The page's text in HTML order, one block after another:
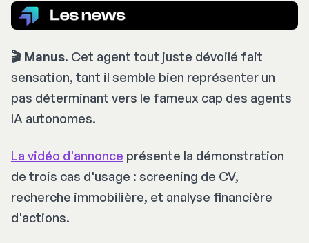
🎬 Manus. Cet agent tout juste dévoilé fait
sensation, tant il semble bien représenter un
pas déterminant vers le fameux cap des agents
IA autonomes.
La vidéo d'annonce présente la démonstration
de trois cas d'usage : screening de CV,
recherche immobilière, et analyse financière
d'actions.